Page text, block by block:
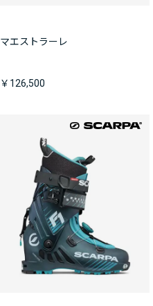
マエストラーレ
￥126,500